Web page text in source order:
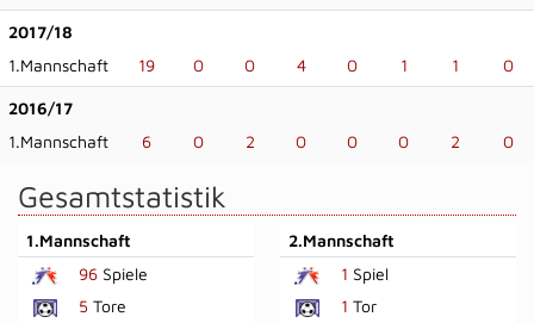
2017/18
1.Mannschaft
19 0 0 4 0 1 1 0
2016/17
1.Mannschaft
6 0 2 0 0 0 2 0
Gesamtstatistik
1.Mannschaft
96 Spiele
5 Tore
2.Mannschaft
1 Spiel
1 Tor